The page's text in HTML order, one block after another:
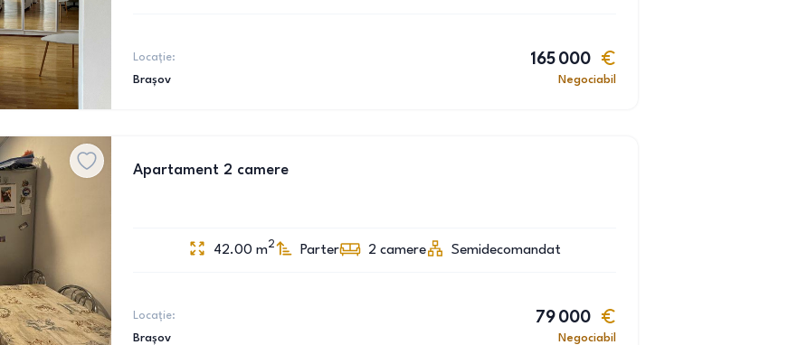
Locație:
Brașov
165 000
Negociabil
Apartament 2 camere
42.00 m2 Parter 2 camere Semidecomandat
Locație:
Brașov
79 000
Negociabil